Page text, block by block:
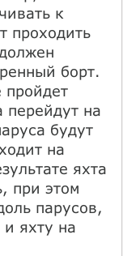
к
проходить
борт.
пройдет
перейдут на
будут
на
яхта
при этом
парусов,
и яхту на